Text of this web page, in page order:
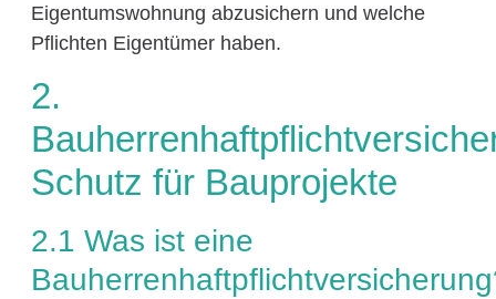
Eigentumswohnung abzusichern und welche
Pflichten Eigentümer haben.
2.
Schutz für Bauprojekte
2.1 Was ist eine